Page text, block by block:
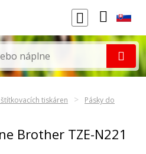
tiskáren
Pásky do
Brother TZE-N221